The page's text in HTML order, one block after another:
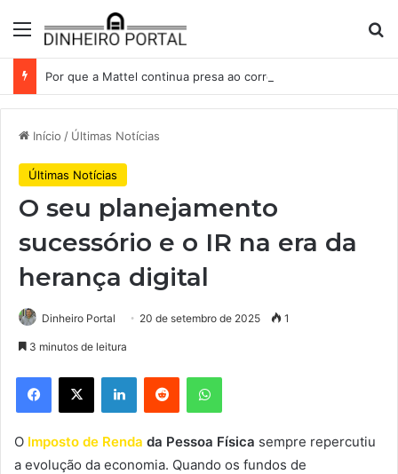
Menu
Início / Últimas Notícias
Últimas Notícias
O seu planejamento
sucessório e o IR na era da
herança digital
Dinheiro Portal 20 de setembro de 2025 1
3 minutos de leitura
Facebook
X LinkedinReddit WhatsApp
O Imposto de Renda da Pessoa Física sempre repercutiu
a evolução da economia. Quando os fundos de